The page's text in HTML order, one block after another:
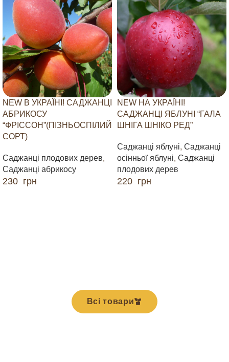
NEW В УКРАЇНІ! САДЖАНЦІ
АБРИКОСУ
“ФРІССОН”(ПІЗНЬОСПІЛИЙ
СОРТ)
Саджанці плодових дерев,
Саджанці абрикосу
230 грн
NEW НА УКРАЇНІ!
САДЖАНЦІ ЯБЛУНІ “ГАЛА
ШНІГА ШНІКО РЕД”
Саджанці яблуні, Саджанці
осінньої яблуні, Саджанці
плодових дерев
220 грн
Всі товари